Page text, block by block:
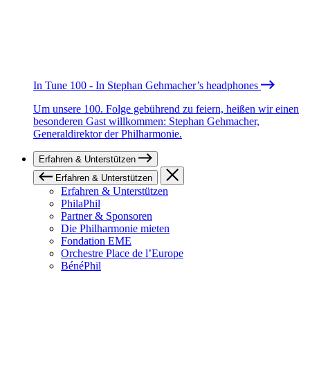
In Tune 100 - In Stephan Gehmacher’s headphones
Um unsere 100. Folge gebührend zu feiern, heißen wir einen
besonderen Gast willkommen: Stephan Gehmacher,
Generaldirektor der Philharmonie.
Erfahren & Unterstützen
Erfahren & Unterstützen
Erfahren & Unterstützen
PhilaPhil
Partner & Sponsoren
Die Philharmonie mieten
Fondation EME
Orchestre Place de l’Europe
BénéPhil